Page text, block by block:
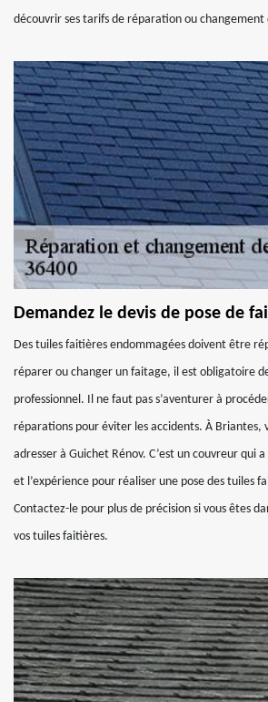
découvrir ses tarifs de réparation ou
Demandez le devis de pose de
Des tuiles faitières endommagées doivent être
réparer ou changer un faitage, il est obligatoire
professionnel. Il ne faut pas s’aventurer à
réparations pour éviter les accidents. À Briantes,
adresser à Guichet Rénov. C’est un couvreur qui
et l’expérience pour réaliser une pose des tuiles
Contactez-le pour plus de précision si vous êtes
vos tuiles faitières.